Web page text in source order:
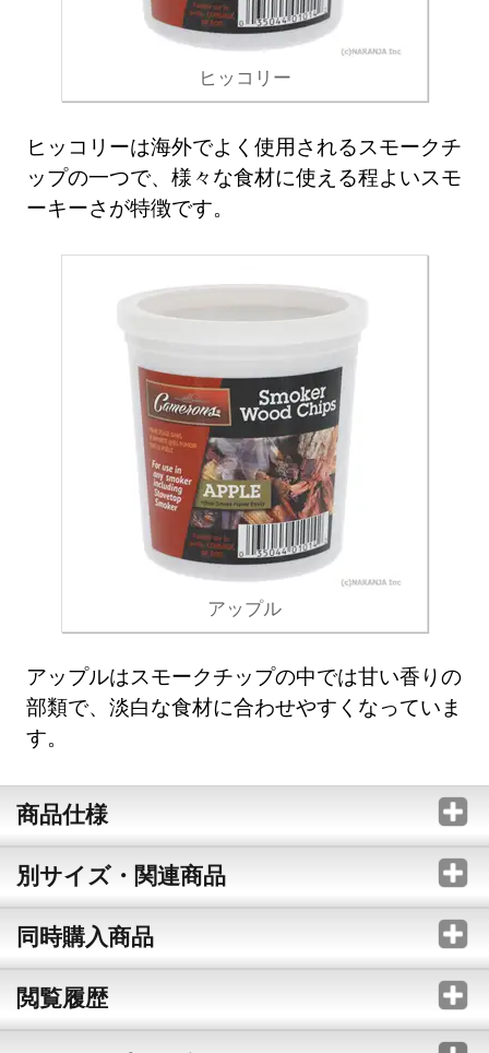
ヒッコリー
ヒッコリーは海外でよく使用されるスモークチ
ップの一つで、様々な食材に使える程よいスモ
ーキーさが特徴です。
アップル
アップルはスモークチップの中では甘い香りの
部類で、淡白な食材に合わせやすくなっていま
す。
商品仕様
別サイズ・関連商品
同時購入商品
閲覧履歴